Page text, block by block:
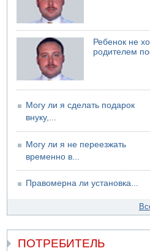
Ребенок не
родителем
Могу ли я сделать подарок
внуку,...
Могу ли я не переезжать
временно в...
Правомерна ли установка...
ПОТРЕБИТЕЛЬ